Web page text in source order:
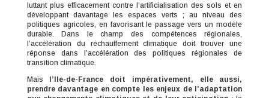
luttant plus efficacement contre l’artificialisation des sols et en
développant davantage les espaces verts ; au niveau des
politiques agricoles, en favorisant le passage vers un modèle
durable. Dans le champ des compétences régionales,
l’accélération du réchauffement climatique doit trouver une
réponse dans l’accélération des politiques régionales de
transition climatique.
Mais
l’Ile-de-France doit impérativement, elle aussi,
prendre davantage en compte les enjeux de l’adaptation